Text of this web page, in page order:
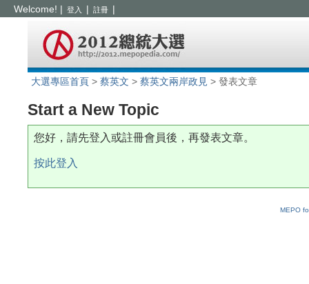
Welcome! | 登入 | 註冊 |
大選專區首頁 > 蔡英文 > 蔡英文兩岸政見 > 發表文章
Start a New Topic
您好，請先登入或註冊會員後，再發表文章。
按此登入
MEPO